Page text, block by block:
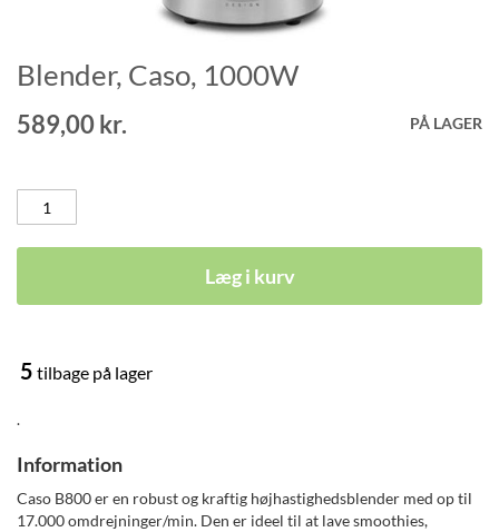
Gå
til
starten
af
Blender, Caso, 1000W
589,00 kr. PÅ LAGER
Læg i kurv
5 tilbage på lager
.
Information
Caso B800 er en robust og kraftig højhastighedsblender med op til
17.000 omdrejninger/min. Den er ideel til at lave smoothies,